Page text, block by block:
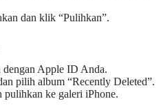
dan klik “Pulihkan”.
Apple ID Anda.
pilih album “Recently Deleted”.
pulihkan ke galeri iPhone.